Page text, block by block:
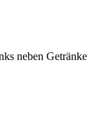
neben Getränke